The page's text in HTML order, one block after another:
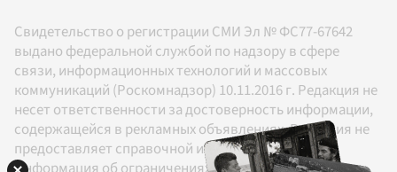
Свидетельство о регистрации СМИ Эл № ФС77-67642
выдано федеральной службой по надзору в сфере
связи, информационных технологий и массовых
коммуникаций (Роскомнадзор) 10.11.2016 г. Редакция не
несет ответственности за достоверность информации,
содержащейся в рекламных объявлениях. Редакция не
предоставляет справочной информации.